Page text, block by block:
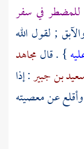
في سفر
; لقول الله
} . قالمجاهد
بن جبير: إذا
عن معصيته